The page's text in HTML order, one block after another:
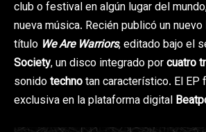
club o festival en algún lugar del
nueva música. Recién publicó un nuevo
título We Are Warriors, editado bajo el
Society, un disco integrado porcuatro
sonidotechnotan característico. El EP
exclusiva en la plataforma digital